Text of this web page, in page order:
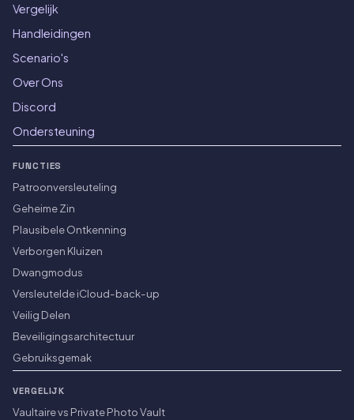
Vergelijk
Handleidingen
Scenario's
Over Ons
Discord
Ondersteuning
FUNCTIES
Patroonversleuteling
Geheime Zin
Plausibele Ontkenning
Verborgen Kluizen
Dwangmodus
Versleutelde iCloud-back-up
Veilig Delen
Beveiligingsarchitectuur
Gebruiksgemak
VERGELIJK
Vaultaire vs Private Photo Vault